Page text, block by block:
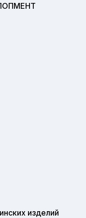
изделий